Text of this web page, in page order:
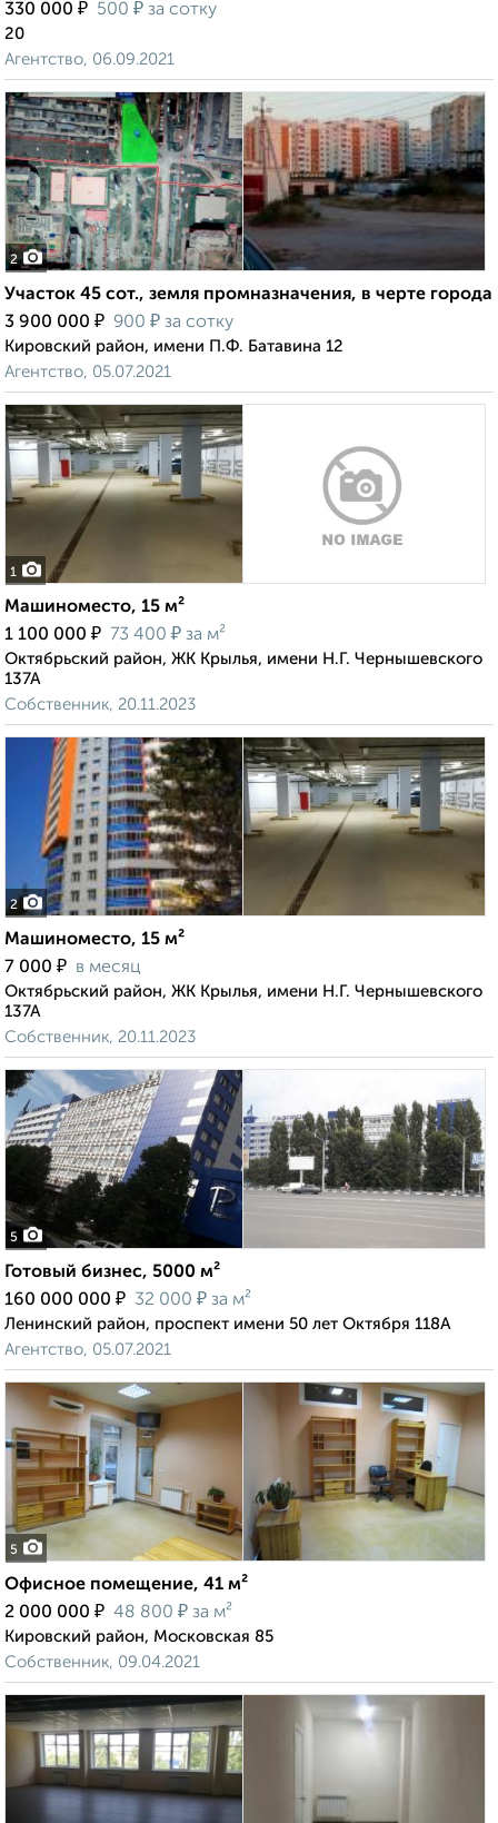
330 000 ₽ 500 ₽ за сотку
20
Агентство, 06.09.2021
2
Участок 45 сот., земля промназначения, в черте города
3 900 000 ₽ 900 ₽ за сотку
Кировский район, имени П.Ф. Батавина 12
Агентство, 05.07.2021
1
Машиноместо, 15 м²
1 100 000 ₽ 73 400 ₽ за м²
Октябрьский район, ЖК Крылья, имени Н.Г. Чернышевского
137А
Собственник, 20.11.2023
2
Машиноместо, 15 м²
7 000 ₽ в месяц
Октябрьский район, ЖК Крылья, имени Н.Г. Чернышевского
137А
Собственник, 20.11.2023
5
Готовый бизнес, 5000 м²
160 000 000 ₽ 32 000 ₽ за м²
Ленинский район, проспект имени 50 лет Октября 118А
Агентство, 05.07.2021
5
Офисное помещение, 41 м²
2 000 000 ₽ 48 800 ₽ за м²
Кировский район, Московская 85
Собственник, 09.04.2021